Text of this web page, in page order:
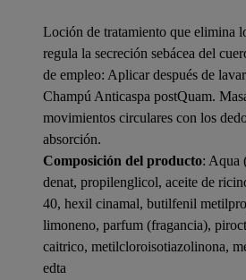
Loción de tratamiento que elimina
regula la secreción sebácea del
de empleo: Aplicar después de
Champú Anticaspa postQuam.
movimientos circulares con los
absorción.
Composición del producto: Aqua
denat, propilenglicol, aceite de
40, hexil cinamal, butilfenil
limoneno, parfum (fragancia),
caitrico, metilcloroisotiazolinona,
edta